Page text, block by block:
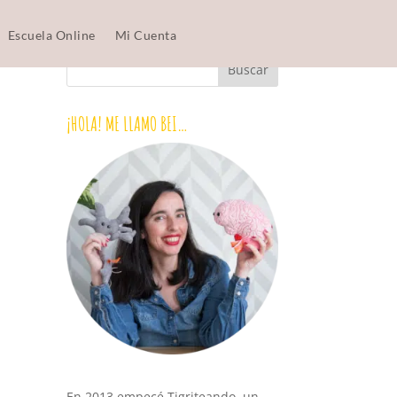
Escuela Online Mi Cuenta
¡HOLA! ME LLAMO BEI…